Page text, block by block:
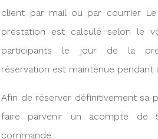
client par mail ou par courrier
prestation est calculé selon le
participants le jour de la
réservation est maintenue pendant
Afin de réserver définitivement sa
faire parvenir un acompte
commande.